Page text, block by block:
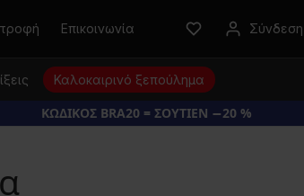
Επικοινωνία Σύνδεση
Καλοκαιρινό ξεπούλημα
ΚΩΔΙΚΟΣ BRA20 = ΣΟΥΤΙΕΝ −20 %